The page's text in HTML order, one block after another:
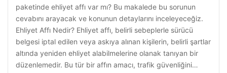
paketinde ehliyet affı var mı? Bu makalede bu sorunun
cevabını arayacak ve konunun detaylarını inceleyeceğiz.
Ehliyet Affı Nedir? Ehliyet affı, belirli sebeplerle sürücü
belgesi iptal edilen veya askıya alınan kişilerin, belirli şartlar
altında yeniden ehliyet alabilmelerine olanak tanıyan bir
düzenlemedir. Bu tür bir affın amacı, trafik güvenliğini…